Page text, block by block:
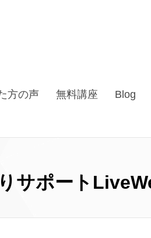
方の声 無料講座 Blog
サポート